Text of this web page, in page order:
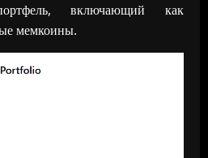
включающий как
мемкоины.